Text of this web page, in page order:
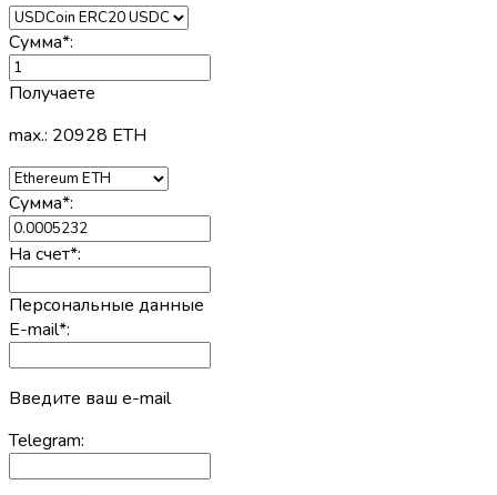
Сумма*:
Получаете
max.: 20928 ETH
Сумма*:
На счет*:
Персональные данные
E-mail*:
Введите ваш e-mail
Telegram: